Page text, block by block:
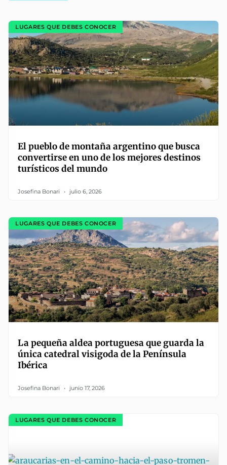
LUGARES QUE DEBES CONOCER
El pueblo de montaña argentino que busca
convertirse en uno de los mejores destinos
turísticos del mundo
Josefina Bonari julio 6, 2026
LUGARES QUE DEBES CONOCER
La pequeña aldea portuguesa que guarda la
única catedral visigoda de la Península
Ibérica
Josefina Bonari junio 17, 2026
LUGARES QUE DEBES CONOCER